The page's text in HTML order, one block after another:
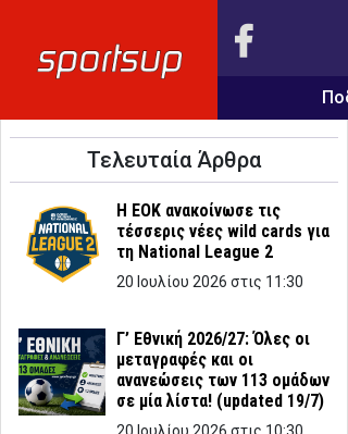
Τελευταία Άρθρα
Η ΕΟΚ ανακοίνωσε τις
τέσσερις νέες wild cards για
τη National League 2
20 Ιουλίου 2026 στις 11:30
Γ’ Εθνική 2026/27: Όλες οι
μεταγραφές και οι
ανανεώσεις των 113 ομάδων
σε μία λίστα! (updated 19/7)